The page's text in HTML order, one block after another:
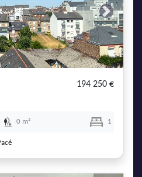
Next
194 250 €
0 m² 1